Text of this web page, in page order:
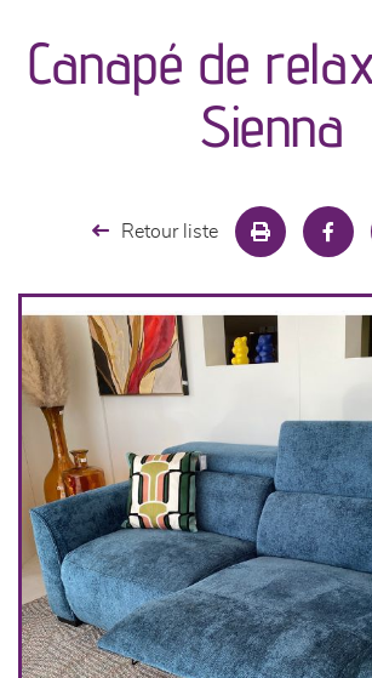
séjours
meubles de complément
décoration
Canapé de
Sienna
Retour liste